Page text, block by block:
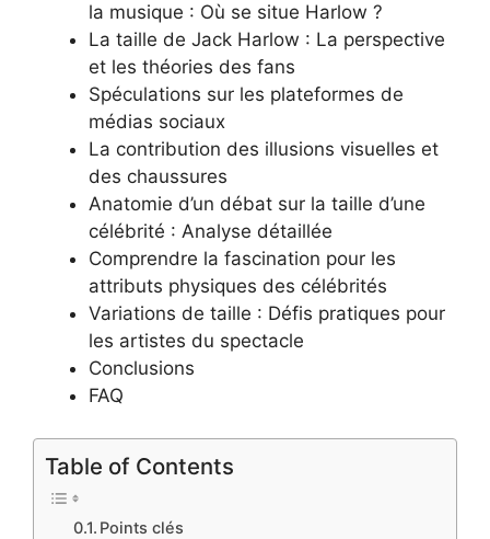
la musique : Où se situe Harlow ?
La taille de Jack Harlow : La perspective
et les théories des fans
Spéculations sur les plateformes de
médias sociaux
La contribution des illusions visuelles et
des chaussures
Anatomie d’un débat sur la taille d’une
célébrité : Analyse détaillée
Comprendre la fascination pour les
attributs physiques des célébrités
Variations de taille : Défis pratiques pour
les artistes du spectacle
Conclusions
FAQ
Table of Contents
Points clés